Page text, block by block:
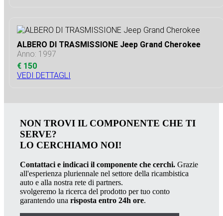
ALBERO DI TRASMISSIONE Jeep Grand Cherokee
Anno: 1997
€ 150
VEDI DETTAGLI
NON TROVI IL COMPONENTE CHE TI
SERVE?
LO CERCHIAMO NOI!
Contattaci e indicaci il componente che cerchi. Grazie
all'esperienza pluriennale nel settore della ricambistica
auto e alla nostra rete di partners.
svolgeremo la ricerca del prodotto per tuo conto
garantendo una risposta entro 24h ore.